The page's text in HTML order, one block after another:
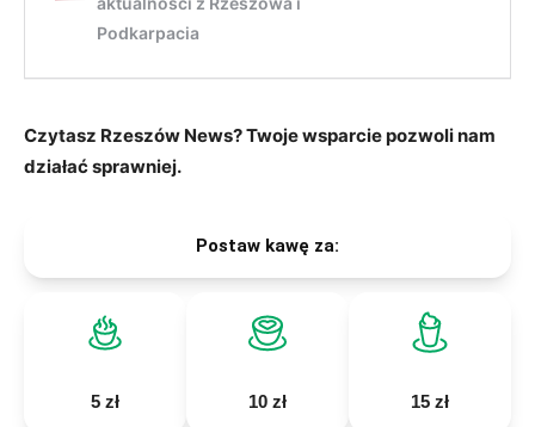
Czytasz Rzeszów News? Twoje wsparcie pozwoli nam
działać sprawniej.
Postaw kawę za:
5 zł 10 zł 15 zł